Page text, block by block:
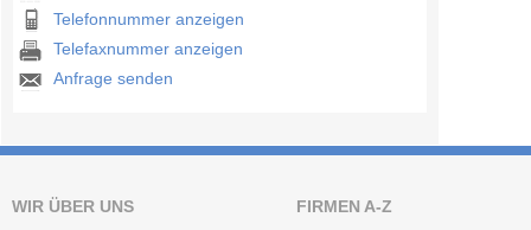
Telefonnummer anzeigen
Telefaxnummer anzeigen
Anfrage senden
WIR ÜBER UNS FIRMEN A-Z